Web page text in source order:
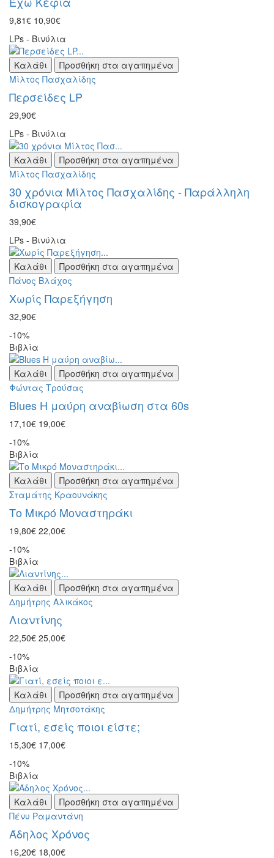
9,81€ 10,90€
LPs - Βινύλια
Καλάθι
Προσθήκη στα αγαπημένα
Μίλτος Πασχαλίδης
Περσείδες LP
29,90€
LPs - Βινύλια
Καλάθι
Προσθήκη στα αγαπημένα
Μίλτος Πασχαλίδης
30 χρόνια Μίλτος Πασχαλίδης - Παράλληλη
δισκογραφία
39,90€
LPs - Βινύλια
Καλάθι
Προσθήκη στα αγαπημένα
Πάνος Βλάχος
Χωρίς Παρεξήγηση
32,90€
-10%
Βιβλία
Καλάθι
Προσθήκη στα αγαπημένα
Φώντας Τρούσας
Blues Η μαύρη αναβίωση στα 60s
17,10€ 19,00€
-10%
Βιβλία
Καλάθι
Προσθήκη στα αγαπημένα
Σταμάτης Κραουνάκης
Το Μικρό Μοναστηράκι
19,80€ 22,00€
-10%
Βιβλία
Καλάθι
Προσθήκη στα αγαπημένα
Δημήτρης Αλικάκος
Λιαντίνης
22,50€ 25,00€
-10%
Βιβλία
Καλάθι
Προσθήκη στα αγαπημένα
Δημήτρης Μητσοτάκης
Γιατί, εσείς ποιοι είστε;
15,30€ 17,00€
-10%
Βιβλία
Καλάθι
Προσθήκη στα αγαπημένα
Πένυ Ραμαντάνη
Άδηλος Χρόνος
16,20€ 18,00€